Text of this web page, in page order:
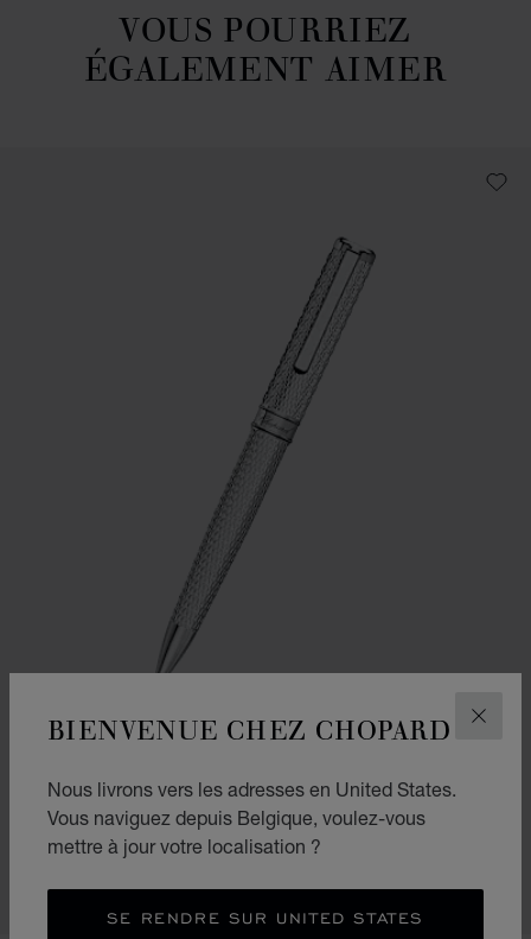
BIENVENUE CHEZ CHOPARD
Nous livrons vers les adresses en United States.
Vous naviguez depuis Belgique, voulez-vous
mettre à jour votre localisation ?
SE RENDRE SUR UNITED STATES
VOUS POURRIEZ
ÉGALEMENT AIMER
STYLO À BILLE CLASSIC
€ 500